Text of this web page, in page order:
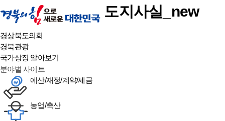
본문 바로가기
도지사실_new
경상북도의회
경북관광
국가상징 알아보기
분야별 사이트
예산/재정/계약/세금
농업/축산